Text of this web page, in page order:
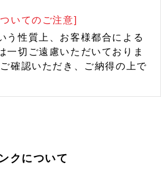
いてのご注意]
う性質上、お客様都合による
一切ご遠慮いただいておりま
確認いただき、ご納得の上で
クについて